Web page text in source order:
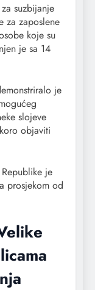
suzbijanje
za zaposlene
koje su
je sa 14
je
slojeve
objaviti
je
prosjekom od